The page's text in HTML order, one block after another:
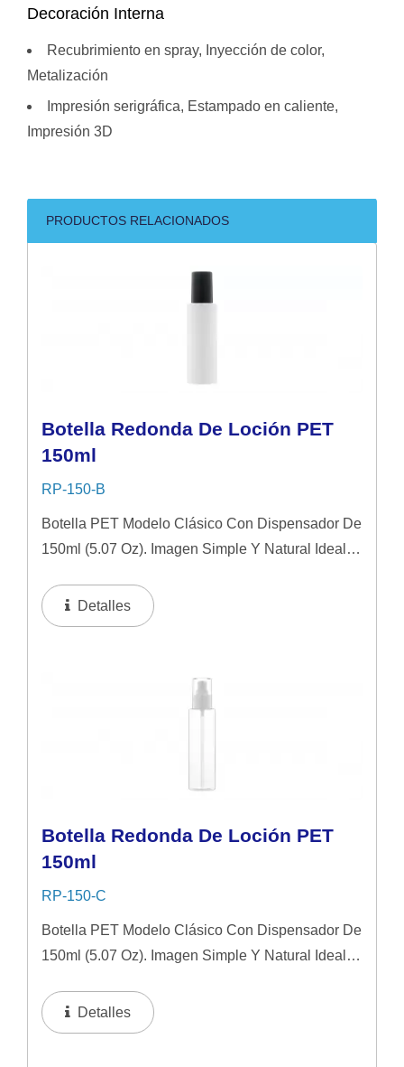
Decoración Interna
Recubrimiento en spray, Inyección de color,
Metalización
Impresión serigráfica, Estampado en caliente,
Impresión 3D
PRODUCTOS RELACIONADOS
Botella Redonda De Loción PET
150ml
RP-150-B
Botella PET Modelo Clásico Con Dispensador De
150ml (5.07 Oz). Imagen Simple Y Natural Ideal
Media. Se Sugiere Aplicar En Líquido Y Loción.
Detalles
Botella Redonda De Loción PET
150ml
RP-150-C
Botella PET Modelo Clásico Con Dispensador De
150ml (5.07 Oz). Imagen Simple Y Natural Ideal
Media. Se Sugiere Aplicar En Líquido Y Loción.
Detalles